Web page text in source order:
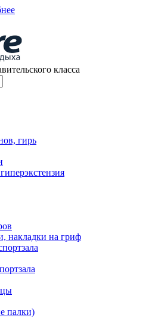
класса
гирь
накладки на гриф
палки)